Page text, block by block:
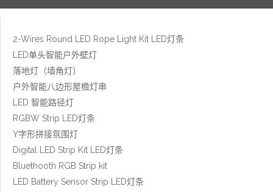
2-Wires Round LED Rope Light Kit LED灯条
LED单头智能户外壁灯
落地灯（墙角灯）
户外智能八边形屋檐灯串
LED 智能路径灯
RGBW Strip LED灯条
Y字形拼接氛围灯
Digital LED Strip Kit LED灯条
Bluethooth RGB Strip kit
LED Battery Sensor Strip LED灯条